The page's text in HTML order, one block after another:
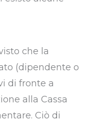
che la
(dipendente o
di fronte a
alla Cassa
Ciò di